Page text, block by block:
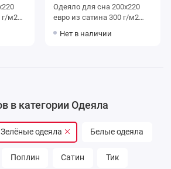
Одеяло для сна 200х220
евро из сатина 300 г/м2
силиконизированное
Нет в наличии
в категории Одеяла
Зелёные одеяла Белые одеяла
Поплин Сатин Тик